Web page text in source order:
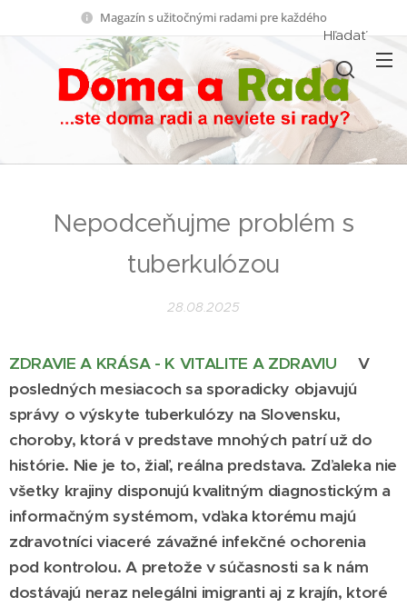
Magazín s užitočnými radami pre každého
Hľadať
Nepodceňujme problém s
tuberkulózou
28.08.2025
ZDRAVIE A KRÁSA - K VITALITE A ZDRAVIU
V
posledných mesiacoch sa sporadicky objavujú
správy o výskyte tuberkulózy na Slovensku,
choroby, ktorá v predstave mnohých patrí už do
histórie. Nie je to, žiaľ, reálna predstava. Zďaleka nie
všetky krajiny disponujú kvalitným diagnostickým a
informačným systémom, vďaka ktorému majú
zdravotníci viaceré závažné infekčné ochorenia
pod kontrolou. A pretože v súčasnosti sa k nám
dostávajú neraz nelegálni imigranti aj z krajín, ktoré